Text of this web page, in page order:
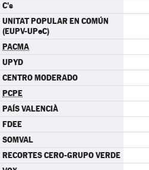
C's
UNITAT POPULAR EN COMÚN
(EUPV-UPeC)
PACMA
UPYD
CENTRO MODERADO
PCPE
PAÍS VALENCIÀ
FDEE
SOMVAL
RECORTES CERO-GRUPO VERDE